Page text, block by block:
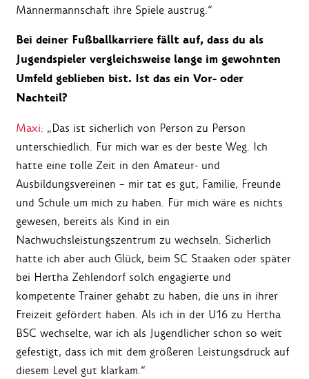
Männermannschaft ihre Spiele austrug.“
Bei deiner Fußballkarriere fällt auf, dass du als
Jugendspieler vergleichsweise lange im gewohnten
Umfeld geblieben bist. Ist das ein Vor- oder
Nachteil?
Maxi: „Das ist sicherlich von Person zu Person
unterschiedlich. Für mich war es der beste Weg. Ich
hatte eine tolle Zeit in den Amateur- und
Ausbildungsvereinen – mir tat es gut, Familie, Freunde
und Schule um mich zu haben. Für mich wäre es nichts
gewesen, bereits als Kind in ein
Nachwuchsleistungszentrum zu wechseln. Sicherlich
hatte ich aber auch Glück, beim SC Staaken oder später
bei Hertha Zehlendorf solch engagierte und
kompetente Trainer gehabt zu haben, die uns in ihrer
Freizeit gefördert haben. Als ich in der U16 zu Hertha
BSC wechselte, war ich als Jugendlicher schon so weit
gefestigt, dass ich mit dem größeren Leistungsdruck auf
diesem Level gut klarkam.“